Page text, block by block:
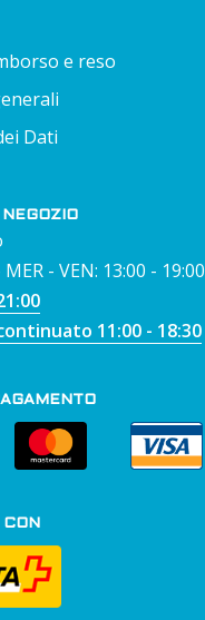
e reso
Dati
- VEN: 13:00 - 19:00
11:00 - 18:30